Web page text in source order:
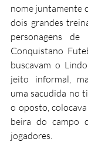
nome juntamente
dois grandes
personagens
Conquistano
buscavam o
jeito informal,
uma sacudida no
o oposto,
beira do campo
jogadores.